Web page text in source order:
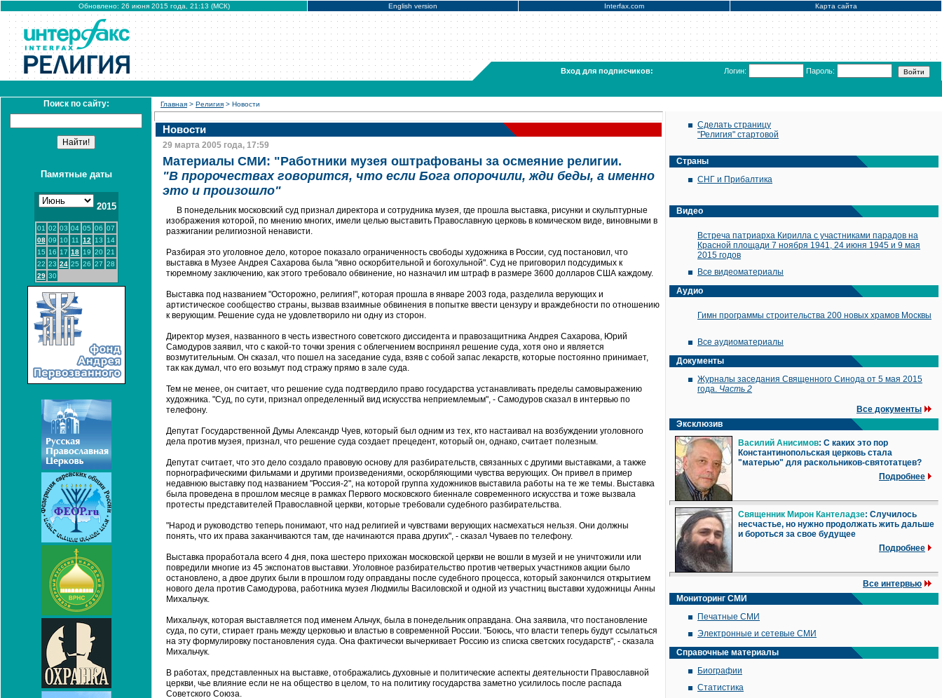
Обновлено: 26 июня 2015 года, 21:13 (МСК) English version Interfax.com Карта сайта
Вход для подписчиков: Логин: Пароль:
Поиск по сайту:
Памятные даты
2015
01 02 03 04 05 06 07
08 09 10 11 12 13
14
15 16 17 18 19 20 21
22 23 24 25 26 27 28
29 30
Главная > Религия > Новости
Новости
29 марта 2005 года, 17:59
Материалы СМИ: "Работники музея оштрафованы за осмеяние религии.
"В пророчествах говорится, что если Бога опорочили, жди беды, а именно
это и произошло"
В понедельник московский суд признал директора и сотрудника музея, где прошла выставка, рисунки и скульптурные
изображения которой, по мнению многих, имели целью выставить Православную церковь в комическом виде, виновными в
разжигании религиозной ненависти.
Разбирая это уголовное дело, которое показало ограниченность свободы художника в России, суд постановил, что
выставка в Музее Андрея Сахарова была "явно оскорбительной и богохульной". Суд не приговорил подсудимых к
тюремному заключению, как этого требовало обвинение, но назначил им штраф в размере 3600 долларов США каждому.
Выставка под названием "Осторожно, религия!", которая прошла в январе 2003 года, разделила верующих и
артистическое сообщество страны, вызвав взаимные обвинения в попытке ввести цензуру и враждебности по отношению
к верующим. Решение суда не удовлетворило ни одну из сторон.
Директор музея, названного в честь известного советского диссидента и правозащитника Андрея Сахарова, Юрий
Самодуров заявил, что с какой-то точки зрения с облегчением воспринял решение суда, хотя оно и является
возмутительным. Он сказал, что пошел на заседание суда, взяв с собой запас лекарств, которые постоянно принимает,
так как думал, что его возьмут под стражу прямо в зале суда.
Тем не менее, он считает, что решение суда подтвердило право государства устанавливать пределы самовыражению
художника. "Суд, по сути, признал определенный вид искусства неприемлемым", - Самодуров сказал в интервью по
телефону.
Депутат Государственной Думы Александр Чуев, который был одним из тех, кто настаивал на возбуждении уголовного
дела против музея, признал, что решение суда создает прецедент, который он, однако, считает полезным.
Депутат считает, что это дело создало правовую основу для разбирательств, связанных с другими выставками, а также
порнографическими фильмами и другими произведениями, оскорбляющими чувства верующих. Он привел в пример
недавнюю выставку под названием "Россия-2", на которой группа художников выставила работы на те же темы. Выставка
была проведена в прошлом месяце в рамках Первого московского биеннале современного искусства и тоже вызвала
протесты представителей Православной церкви, которые требовали судебного разбирательства.
"Народ и руководство теперь понимают, что над религией и чувствами верующих насмехаться нельзя. Они должны
понять, что их права заканчиваются там, где начинаются права других", - сказал Чуваев по телефону.
Выставка проработала всего 4 дня, пока шестеро прихожан московской церкви не вошли в музей и не уничтожили или
повредили многие из 45 экспонатов выставки. Уголовное разбирательство против четверых участников акции было
остановлено, а двое других были в прошлом году оправданы после судебного процесса, который закончился открытием
нового дела против Самодурова, работника музея Людмилы Василовской и одной из участниц выставки художницы Анны
Михальчук.
Михальчук, которая выставляется под именем Альчук, была в понедельник оправдана. Она заявила, что постановление
суда, по сути, стирает грань между церковью и властью в современной России. "Боюсь, что власти теперь будут ссылаться
на эту формулировку постановления суда. Она фактически вычеркивает Россию из списка светских государств", - сказала
Михальчук.
В работах, представленных на выставке, отображались духовные и политические аспекты деятельности Православной
церкви, чье влияние если не на общество в целом, то на политику государства заметно усилилось после распада
Советского Союза.
Сделать страницу
"Религия" стартовой
Страны
СНГ и Прибалтика
Видео
Встреча патриарха Кирилла с участниками парадов на
Красной площади 7 ноября 1941, 24 июня 1945 и 9 мая
2015 годов
Все видеоматериалы
Аудио
Гимн программы строительства 200 новых храмов Москвы
Все аудиоматериалы
Документы
Журналы заседания Священного Синода от 5 мая 2015
года. Часть 2
Все документы
Эксклюзив
Василий Анисимов: С каких это пор
Константинопольская церковь стала
"матерью" для раскольников-святотатцев?
Подробнее
Священник Мирон Кантеладзе: Случилось
несчастье, но нужно продолжать жить дальше
и бороться за свое будущее
Подробнее
Все интервью
Мониторинг СМИ
Печатные СМИ
Электронные и сетевые СМИ
Справочные материалы
Биографии
Статистика